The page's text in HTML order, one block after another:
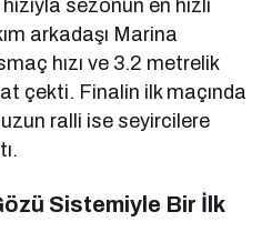
sezonun en hızlı
arkadaşı Marina
hızı ve 3.2 metrelik
çekti. Finalin ilk maçında
ralli ise seyircilere
Sistemiyle Bir İlk